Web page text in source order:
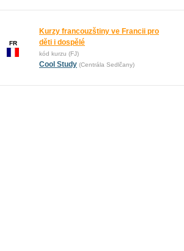
FR
Kurzy francouzštiny ve Francii pro
děti i dospělé
kód kurzu (FJ)
Cool Study (Centrála Sedlčany)